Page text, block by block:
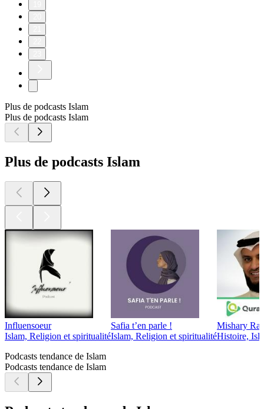
Plus de podcasts Islam
Plus de podcasts Islam
Plus de podcasts Islam
Influensoeur
Islam, Religion et spiritualité
Safia t’en parle !
Islam, Religion et spiritualité
Mishary
Histoire,
Podcasts tendance de Islam
Podcasts tendance de Islam